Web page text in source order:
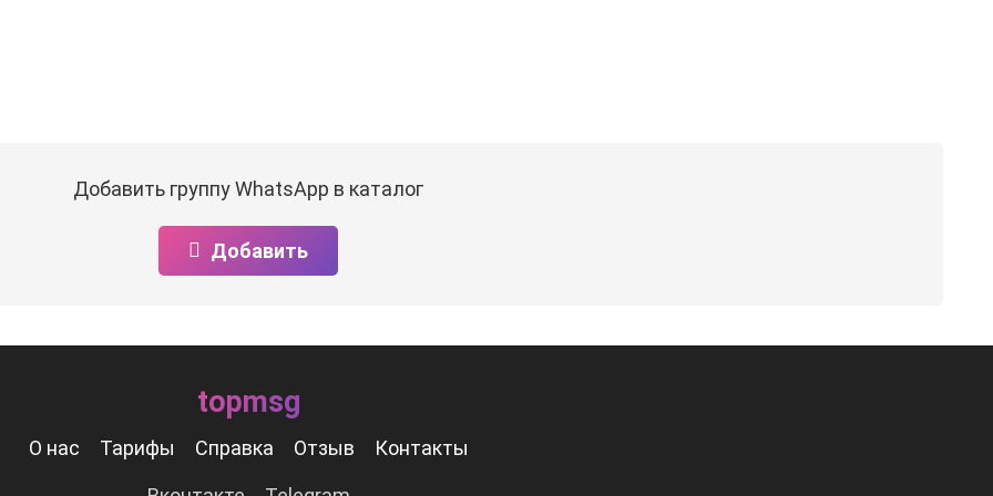
Добавить группу WhatsApp в каталог
Добавить
topmsg
О нас Тарифы Справка Отзыв Контакты